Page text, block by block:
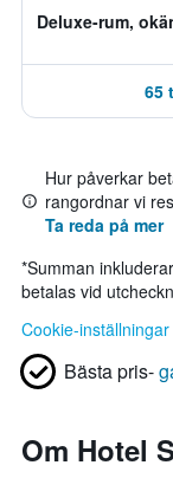
Deluxe-rum,
65
Hur påverkar
rangordnar vi
Ta reda på mer
*Summan
betalas vid
Cookie-inställningar
Bästa pris-
Om Hotel